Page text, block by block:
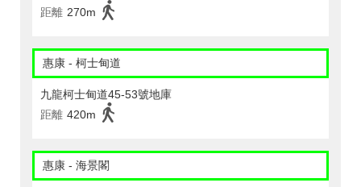
距離 270m
惠康 - 柯士甸道
九龍柯士甸道45-53號地庫
距離 420m
惠康 - 海景閣